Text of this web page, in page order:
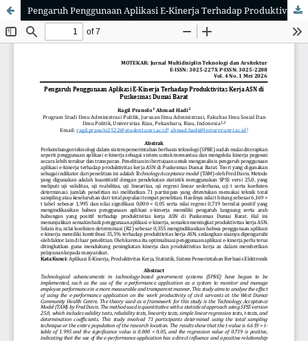
Pengaruh Penggunaan Aplikasi E-Kinerja Terhadap Produktivitas Kerja ASN di Puskesmas Dumai Barat